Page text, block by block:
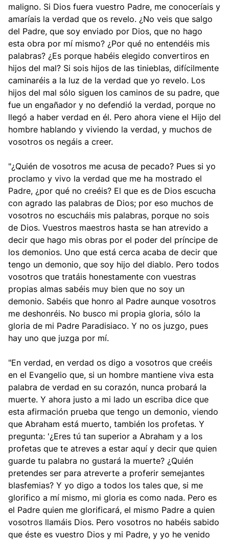
maligno. Si Dios fuera vuestro Padre, me conoceríais y
amaríais la verdad que os revelo. ¿No veis que salgo
del Padre, que soy enviado por Dios, que no hago
esta obra por mí mismo? ¿Por qué no entendéis mis
palabras? ¿Es porque habéis elegido convertiros en
hijos del mal? Si sois hijos de las tinieblas, difícilmente
caminaréis a la luz de la verdad que yo revelo. Los
hijos del mal sólo siguen los caminos de su padre, que
fue un engañador y no defendió la verdad, porque no
llegó a haber verdad en él. Pero ahora viene el Hijo del
hombre hablando y viviendo la verdad, y muchos de
vosotros os negáis a creer.
"¿Quién de vosotros me acusa de pecado? Pues si yo
proclamo y vivo la verdad que me ha mostrado el
Padre, ¿por qué no creéis? El que es de Dios escucha
con agrado las palabras de Dios; por eso muchos de
vosotros no escucháis mis palabras, porque no sois
de Dios. Vuestros maestros hasta se han atrevido a
decir que hago mis obras por el poder del príncipe de
los demonios. Uno que está cerca acaba de decir que
tengo un demonio, que soy hijo del diablo. Pero todos
vosotros que tratáis honestamente con vuestras
propias almas sabéis muy bien que no soy un
demonio. Sabéis que honro al Padre aunque vosotros
me deshonréis. No busco mi propia gloria, sólo la
gloria de mi Padre Paradisiaco. Y no os juzgo, pues
hay uno que juzga por mí.
"En verdad, en verdad os digo a vosotros que creéis
en el Evangelio que, si un hombre mantiene viva esta
palabra de verdad en su corazón, nunca probará la
muerte. Y ahora justo a mi lado un escriba dice que
esta afirmación prueba que tengo un demonio, viendo
que Abraham está muerto, también los profetas. Y
pregunta: '¿Eres tú tan superior a Abraham y a los
profetas que te atreves a estar aquí y decir que quien
guarde tu palabra no gustará la muerte? ¿Quién
pretendes ser para atreverte a proferir semejantes
blasfemias? Y yo digo a todos los tales que, si me
glorifico a mí mismo, mi gloria es como nada. Pero es
el Padre quien me glorificará, el mismo Padre a quien
vosotros llamáis Dios. Pero vosotros no habéis sabido
que éste es vuestro Dios y mi Padre, y yo he venido